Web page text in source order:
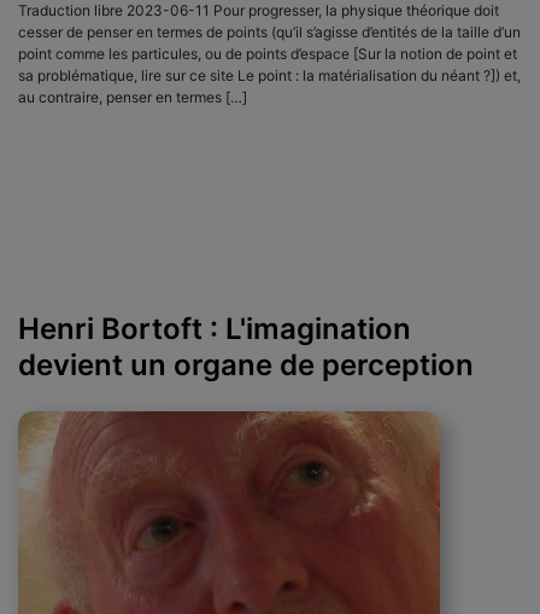
Traduction libre 2023-06-11 Pour progresser, la physique théorique doit
cesser de penser en termes de points (qu’il s’agisse d’entités de la taille d’un
point comme les particules, ou de points d’espace [Sur la notion de point et
sa problématique, lire sur ce site Le point : la matérialisation du néant ?]) et,
au contraire, penser en termes […]
Henri Bortoft : L'imagination
devient un organe de perception